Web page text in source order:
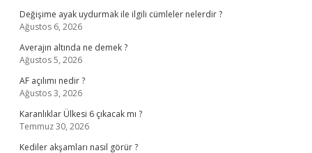
Değişime ayak uydurmak ile ilgili cümleler nelerdir ?
Ağustos 6, 2026
Averajın altında ne demek ?
Ağustos 5, 2026
AF açılımı nedir ?
Ağustos 3, 2026
Karanlıklar Ülkesi 6 çıkacak mı ?
Temmuz 30, 2026
Kediler akşamları nasıl görür ?